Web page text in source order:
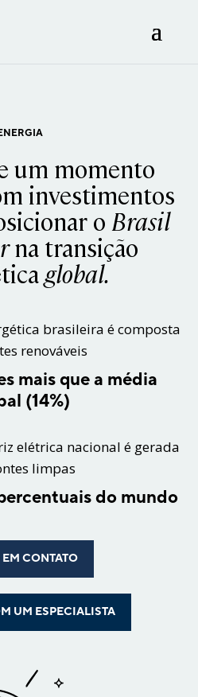
um momento
investimentos
o Brasil
na transição
global.
brasileira é composta
renováveis
mais que a média
(14%)
elétrica nacional é gerada
limpas
do mundo
EM CONTATO
UM ESPECIALISTA